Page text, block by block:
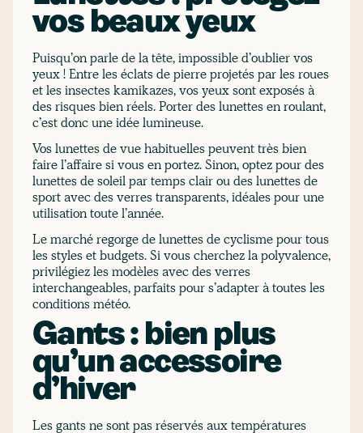
vos beaux yeux
Puisqu’on parle de la tête, impossible d’oublier vos
yeux ! Entre les éclats de pierre projetés par les roues
et les insectes kamikazes, vos yeux sont exposés à
des risques bien réels. Porter des lunettes en roulant,
c’est donc une idée lumineuse.
Vos lunettes de vue habituelles peuvent très bien
faire l’affaire si vous en portez. Sinon, optez pour des
lunettes de soleil par temps clair ou des lunettes de
sport avec des verres transparents, idéales pour une
utilisation toute l’année.
Le marché regorge de lunettes de cyclisme pour tous
les styles et budgets. Si vous cherchez la polyvalence,
privilégiez les modèles avec des verres
interchangeables, parfaits pour s’adapter à toutes les
conditions météo.
Gants : bien plus
qu’un accessoire
d’hiver
Les gants ne sont pas réservés aux températures